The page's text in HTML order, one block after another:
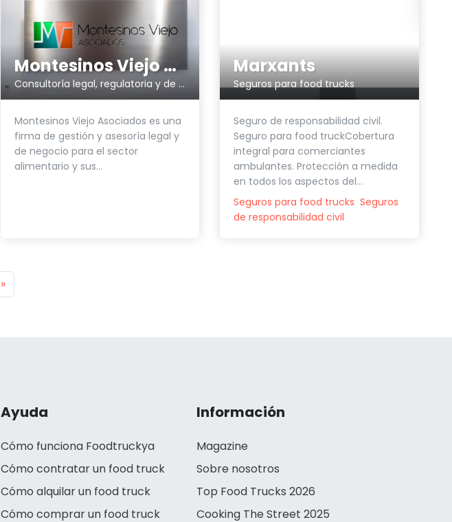
Montesinos Viejo Asociados
Consultoría legal, regulatoria y de negocio
Montesinos Viejo Asociados es una
firma de gestión y asesoría legal y
de negocio para el sector
alimentario y sus...
Marxants
Seguros para food trucks
Seguro de responsabilidad civil.
Seguro para food truckCobertura
integral para comerciantes
ambulantes. Protección a medida
en todos los aspectos del...
Seguros para food trucks Seguros
de responsabilidad civil
»Next
Ayuda
Cómo funciona Foodtruckya
Cómo contratar un food truck
Cómo alquilar un food truck
Cómo comprar un food truck
Información
Magazine
Sobre nosotros
Top Food Trucks 2026
Cooking The Street 2025